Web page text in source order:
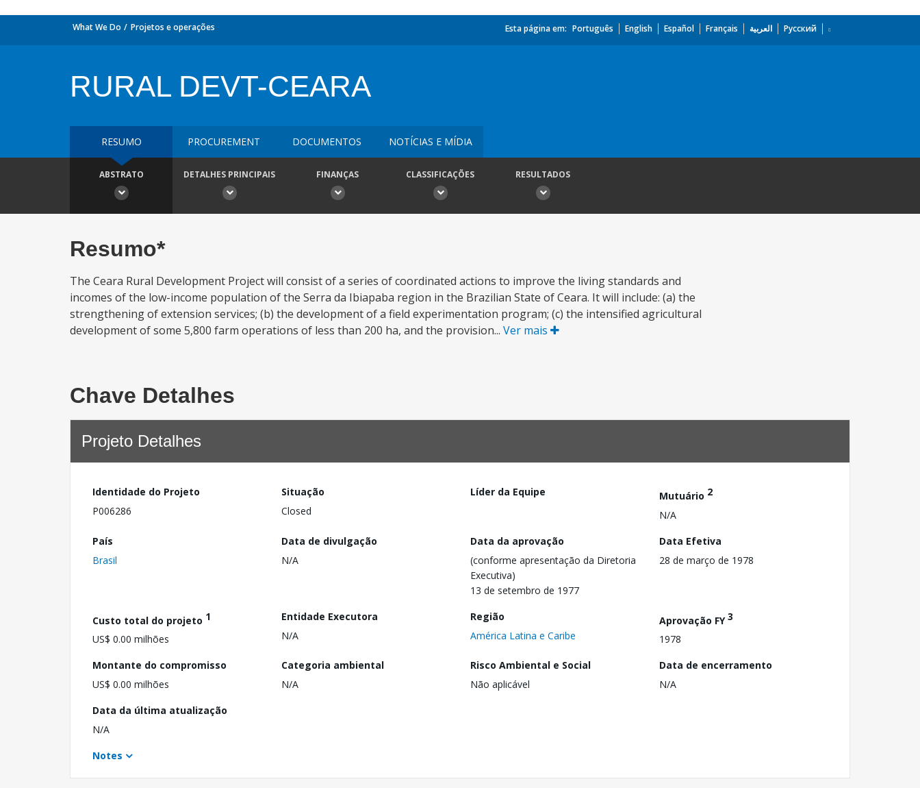
What We Do Projetos e operações Esta página em: Português English Español Français العربية Русский
RURAL DEVT-CEARA
RESUMO PROCUREMENT DOCUMENTOS NOTÍCIAS E MÍDIA
ABSTRATO DETALHES PRINCIPAIS FINANÇAS CLASSIFICAÇÕES RESULTADOS
Resumo*
The Ceara Rural Development Project will consist of a series of coordinated actions to improve the living standards and
incomes of the low-income population of the Serra da Ibiapaba region in the Brazilian State of Ceara. It will include: (a) the
strengthening of extension services; (b) the development of a field experimentation program; (c) the intensified agricultural
development of some 5,800 farm operations of less than 200 ha, and the provision... Ver mais
Chave Detalhes
Projeto Detalhes
Identidade do Projeto
P006286
Situação
Closed
Líder da Equipe Mutuário 2
N/A
País
Brasil
Data de divulgação
N/A
Data da aprovação
(conforme apresentação da Diretoria
Executiva)
13 de setembro de 1977
Data Efetiva
28 de março de 1978
Custo total do projeto 1
US$ 0.00 milhões
Entidade Executora
N/A
Região
América Latina e Caribe
Aprovação FY3
1978
Montante do compromisso
US$ 0.00 milhões
Categoria ambiental
N/A
Risco Ambiental e Social
Não aplicável
Data de encerramento
N/A
Data da última atualização
N/A
Notes